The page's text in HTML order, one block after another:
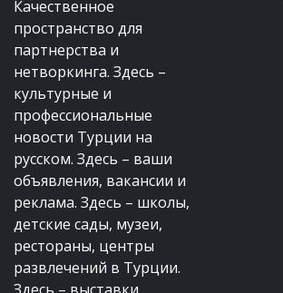
Качественное
пространство для
партнерства и
нетворкинга. Здесь –
культурные и
профессиональные
новости Турции на
русском. Здесь – ваши
объявления, вакансии и
реклама. Здесь – школы,
детские сады, музеи,
рестораны, центры
развлечений в Турции.